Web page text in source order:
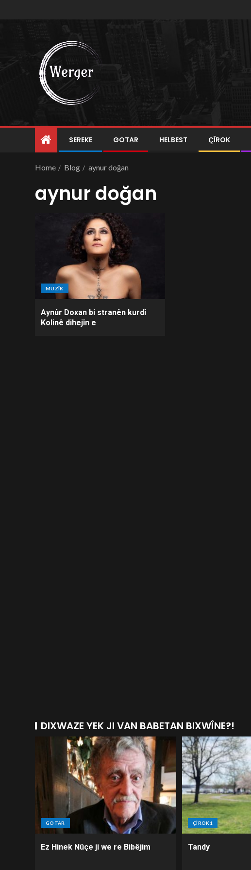
SEREKE GOTAR HELBEST ÇÎROK
Home Blog aynur doğan
aynur doğan
MUZÎK
Aynûr Doxan bi stranên kurdî
Kolinê dihejîn e
DIXWAZE YEK JI VAN BABETAN BIXWÎNE?!
GOTAR
Ez Hinek Nûçe ji we re Bibêjim
ÇÎROK1
Tandy